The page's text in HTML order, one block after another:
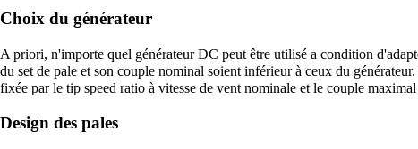
Choix du générateur
A priori, n'importe quel générateur DC peut être utilisé a condition
du set de pale et son couple nominal soient inférieur à ceux du
fixée par le tip speed ratio à vitesse de vent nominale et le couple
Design des pales